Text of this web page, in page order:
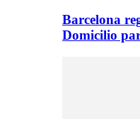
Barcelona
Domicilio